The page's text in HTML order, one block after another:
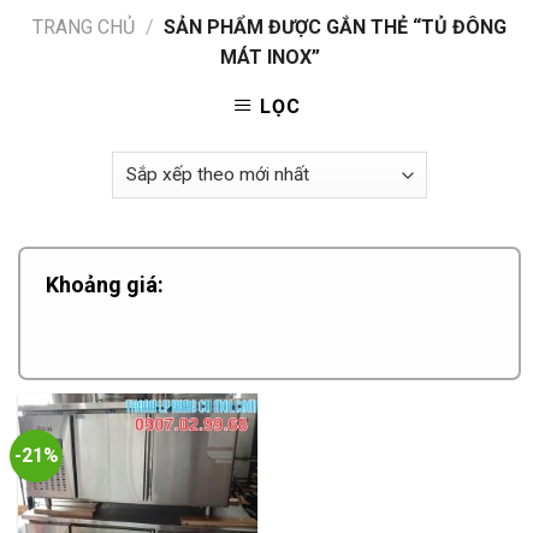
TRANG CHỦ / SẢN PHẨM ĐƯỢC GẮN THẺ “TỦ ĐÔNG
MÁT INOX”
LỌC
Khoảng giá:
-21%